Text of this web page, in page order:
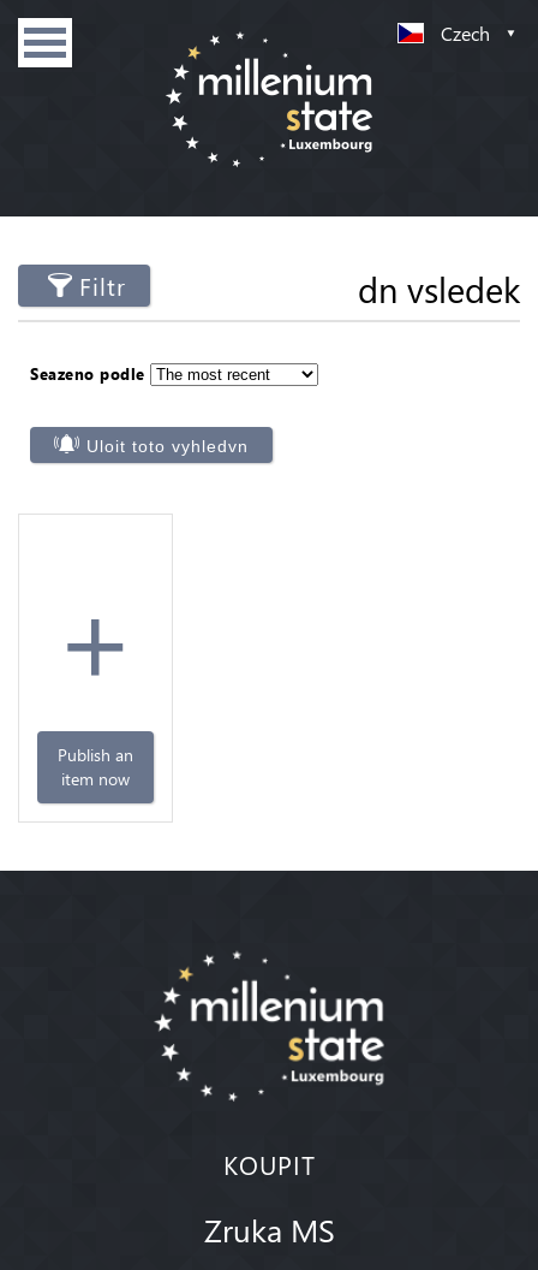
Czech
Filtr dn vsledek
Seazeno podle
Uloit toto vyhledvn
+
Publish an
item now
KOUPIT
Zruka MS